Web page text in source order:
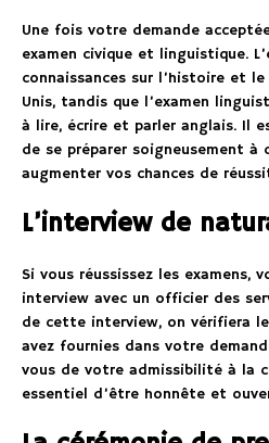
Une fois votre demande
examen civique et linguistique.
connaissances sur l’histoire et
Unis, tandis que l’examen
à lire, écrire et parler anglais. Il
de se préparer soigneusement à
augmenter vos chances de
L’interview de
Si vous réussissez les examens,
interview avec un officier des
de cette interview, on vérifiera
avez fournies dans votre
vous de votre admissibilité à la
essentiel d’être honnête et